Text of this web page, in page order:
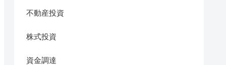
不動産投資
株式投資
資金調達